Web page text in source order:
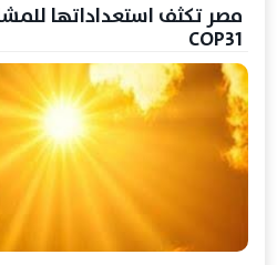
مصر تكثف استعداداتها
COP31